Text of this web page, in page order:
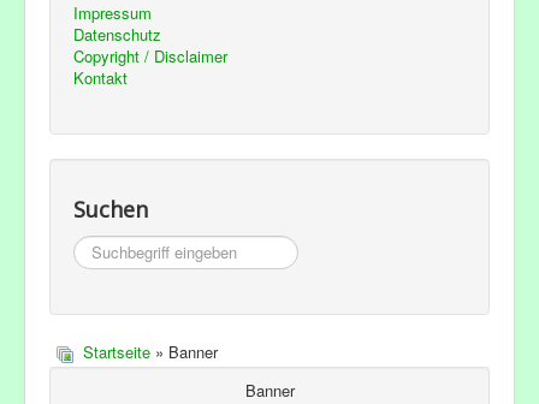
Impressum
Datenschutz
Copyright / Disclaimer
Kontakt
Suchen
Suchbegriff
eingeben
Startseite » Banner
Banner